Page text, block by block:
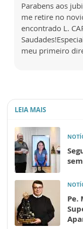
Parabens aos
me retire no
encontrado L.
meu primeiro
LEIA MAIS
Pe.